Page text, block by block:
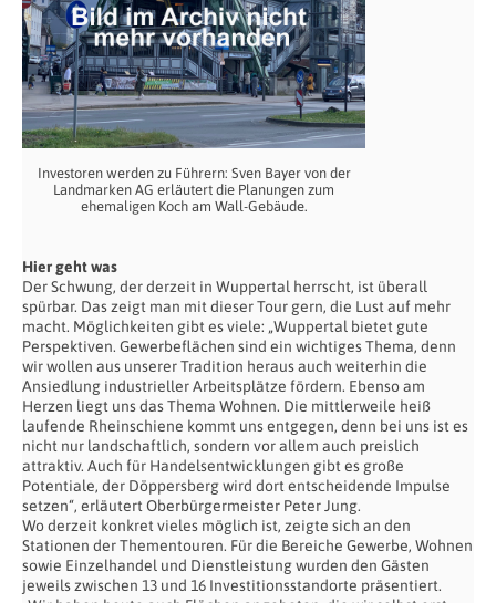
Investoren werden zu Führern: Sven Bayer von der
Landmarken AG erläutert die Planungen zum
ehemaligen Koch am Wall-Gebäude.
Hier geht was
Der Schwung, der derzeit in Wuppertal herrscht, ist überall
spürbar. Das zeigt man mit dieser Tour gern, die Lust auf mehr
macht. Möglichkeiten gibt es viele: „Wuppertal bietet gute
Perspektiven. Gewerbeflächen sind ein wichtiges Thema, denn
wir wollen aus unserer Tradition heraus auch weiterhin die
Ansiedlung industrieller Arbeitsplätze fördern. Ebenso am
Herzen liegt uns das Thema Wohnen. Die mittlerweile heiß
laufende Rheinschiene kommt uns entgegen, denn bei uns ist es
nicht nur landschaftlich, sondern vor allem auch preislich
attraktiv. Auch für Handelsentwicklungen gibt es große
Potentiale, der Döppersberg wird dort entscheidende Impulse
setzen“, erläutert Oberbürgermeister Peter Jung.
Wo derzeit konkret vieles möglich ist, zeigte sich an den
Stationen der Thementouren. Für die Bereiche Gewerbe, Wohnen
sowie Einzelhandel und Dienstleistung wurden den Gästen
jeweils zwischen 13 und 16 Investitionsstandorte präsentiert.